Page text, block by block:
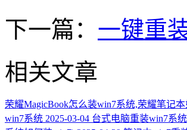
下一篇： 一键重
相关文章
荣耀MagicBook怎么装win7系统,荣耀笔记
win7系统 2025-03-04 台式电脑重装win7系